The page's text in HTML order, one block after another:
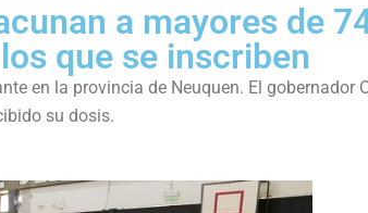
a mayores de
que se inscriben
en la provincia de Neuquen. El gobernador
su dosis.